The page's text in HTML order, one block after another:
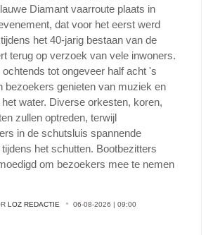
Diamant vaarroute plaats in
dat voor het eerst werd
het 40-jarig bestaan van de
terug op verzoek van vele inwoners.
ochtends tot ongeveer half acht 's
bezoekers genieten van muziek en
water. Diverse orkesten, koren,
zullen optreden, terwijl
in de schutsluis spannende
het schutten. Bootbezitters
om bezoekers mee te nemen
LOZ REDACTIE 06-08-2026 | 09:00